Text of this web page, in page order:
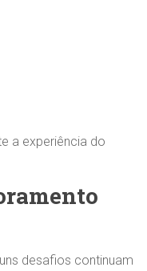
a experiência do
desafios continuam